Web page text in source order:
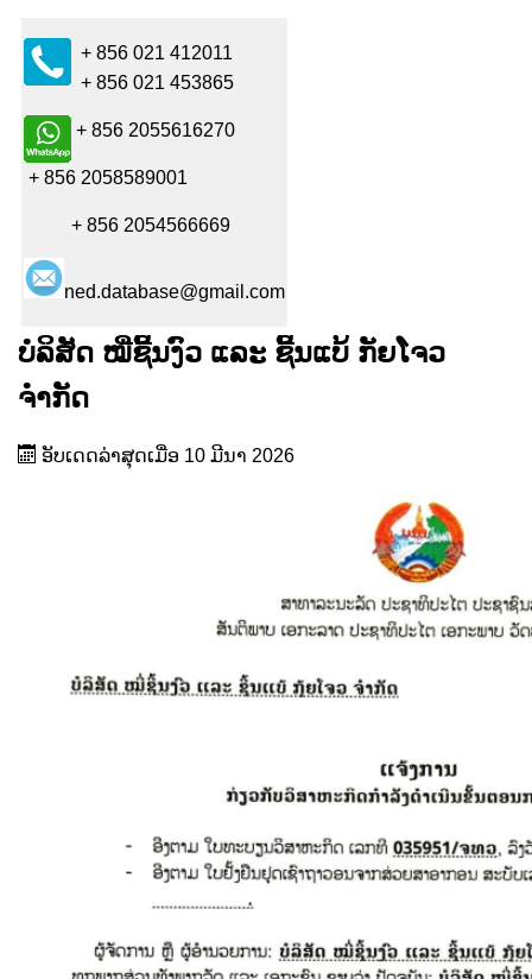
+ 856 021 412011
+ 856 021 453865
+ 856 2055616270
+ 856 2058589001
+ 856 2054566669
ned.database@gmail.com
ບໍລິສັດ ໝີ່ຊີ້ນງົວ ແລະ ຊີ້ນແບ້ ກັຍໂຈວ
ຈຳກັດ
ອັບເດດລ່າສຸດເມື່ອ 10 ມີນາ 2026